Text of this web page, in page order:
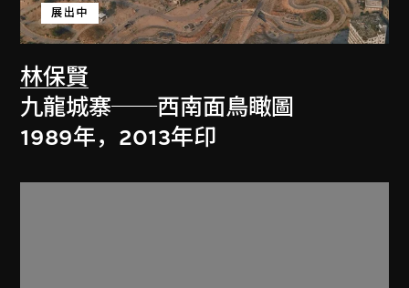
林保賢
展出中
九龍城寨──西南面鳥瞰圖
1989年，2013年印